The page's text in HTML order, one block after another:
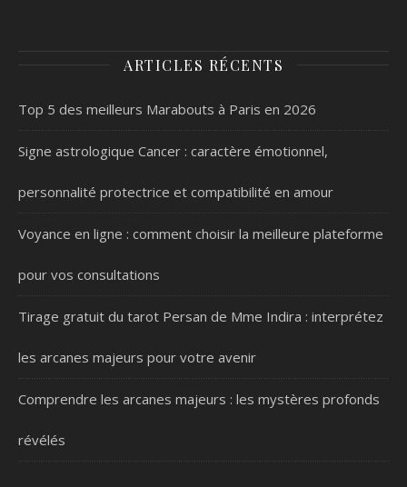
ARTICLES RÉCENTS
Top 5 des meilleurs Marabouts à Paris en 2026
Signe astrologique Cancer : caractère émotionnel,
personnalité protectrice et compatibilité en amour
Voyance en ligne : comment choisir la meilleure plateforme
pour vos consultations
Tirage gratuit du tarot Persan de Mme Indira : interprétez
les arcanes majeurs pour votre avenir
Comprendre les arcanes majeurs : les mystères profonds
révélés